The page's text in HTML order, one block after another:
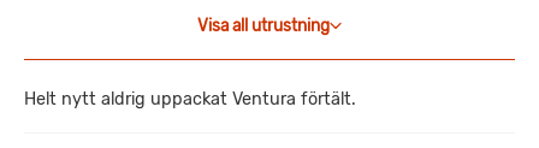
Visa all utrustning
Helt nytt aldrig uppackat Ventura förtält.